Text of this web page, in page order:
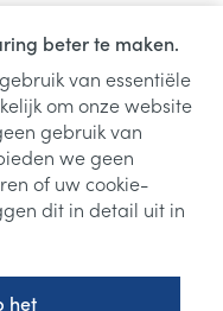
beter te maken.
van essentiële
om onze website
gebruik van
we geen
of uw cookie-
dit in detail uit in
het